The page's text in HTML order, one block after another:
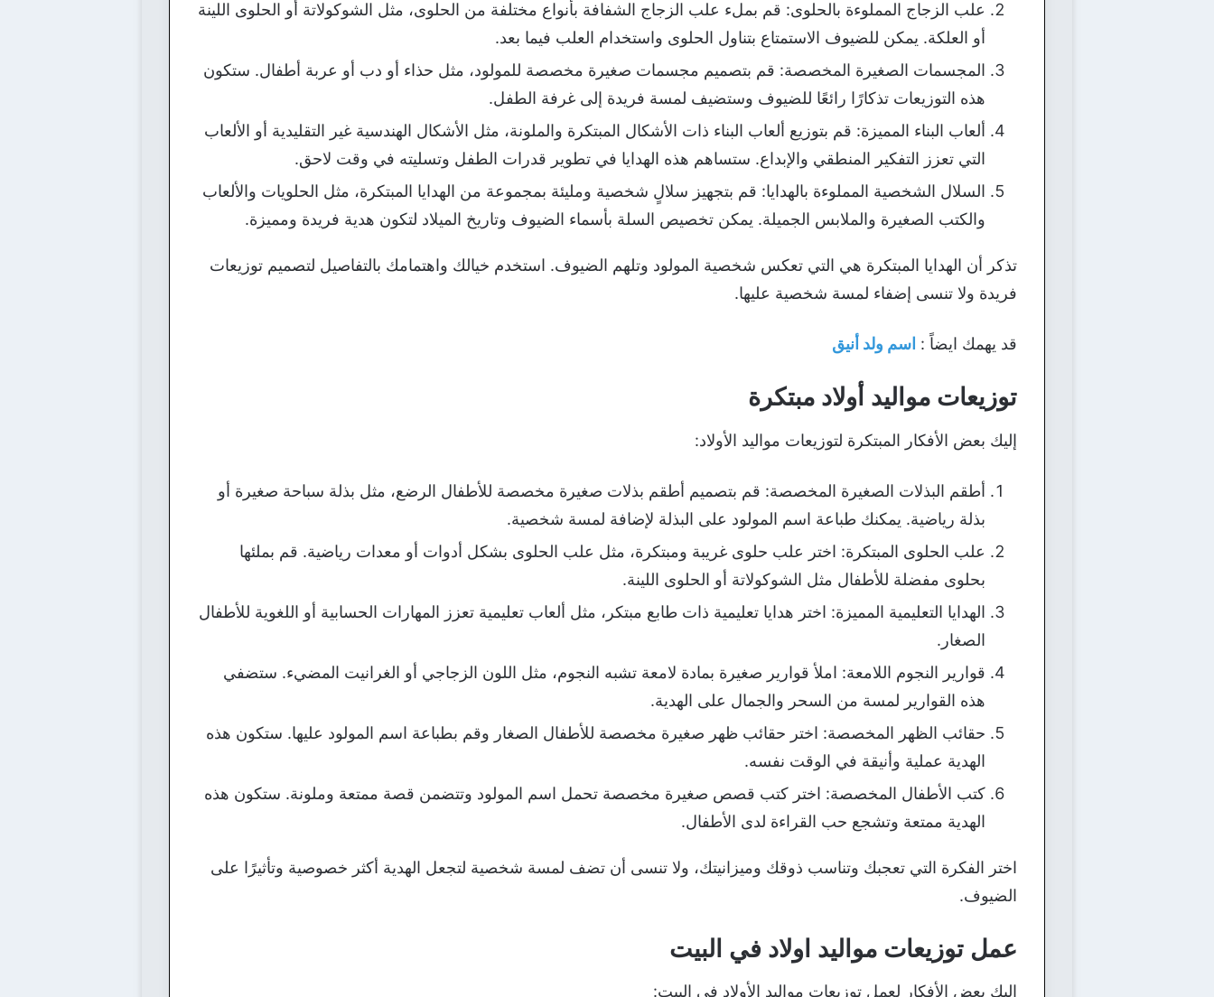
علب الزجاج المملوءة بالحلوى: قم بملء علب الزجاج الشفافة بأنواع مختلفة من الحلوى، مثل الشوكولاتة أو الحلوى اللينة
أو العلكة. يمكن للضيوف الاستمتاع بتناول الحلوى واستخدام العلب فيما بعد.
المجسمات الصغيرة المخصصة: قم بتصميم مجسمات صغيرة مخصصة للمولود، مثل حذاء أو دب أو عربة أطفال. ستكون
هذه التوزيعات تذكارًا رائعًا للضيوف وستضيف لمسة فريدة إلى غرفة الطفل.
ألعاب البناء المميزة: قم بتوزيع ألعاب البناء ذات الأشكال المبتكرة والملونة، مثل الأشكال الهندسية غير التقليدية أو الألعاب
التي تعزز التفكير المنطقي والإبداع. ستساهم هذه الهدايا في تطوير قدرات الطفل وتسليته في وقت لاحق.
السلال الشخصية المملوءة بالهدايا: قم بتجهيز سلالٍ شخصية ومليئة بمجموعة من الهدايا المبتكرة، مثل الحلويات والألعاب
والكتب الصغيرة والملابس الجميلة. يمكن تخصيص السلة بأسماء الضيوف وتاريخ الميلاد لتكون هدية فريدة ومميزة.
تذكر أن الهدايا المبتكرة هي التي تعكس شخصية المولود وتلهم الضيوف. استخدم خيالك واهتمامك بالتفاصيل لتصميم توزيعات
فريدة ولا تنسى إضفاء لمسة شخصية عليها.
قد يهمك ايضاً : اسم ولد أنيق
توزيعات مواليد أولاد مبتكرة
إليك بعض الأفكار المبتكرة لتوزيعات مواليد الأولاد:
أطقم البذلات الصغيرة المخصصة: قم بتصميم أطقم بذلات صغيرة مخصصة للأطفال الرضع، مثل بذلة سباحة صغيرة أو
بذلة رياضية. يمكنك طباعة اسم المولود على البذلة لإضافة لمسة شخصية.
علب الحلوى المبتكرة: اختر علب حلوى غريبة ومبتكرة، مثل علب الحلوى بشكل أدوات أو معدات رياضية. قم بملئها
بحلوى مفضلة للأطفال مثل الشوكولاتة أو الحلوى اللينة.
الهدايا التعليمية المميزة: اختر هدايا تعليمية ذات طابع مبتكر، مثل ألعاب تعليمية تعزز المهارات الحسابية أو اللغوية للأطفال
الصغار.
قوارير النجوم اللامعة: املأ قوارير صغيرة بمادة لامعة تشبه النجوم، مثل اللون الزجاجي أو الغرانيت المضيء. ستضفي
هذه القوارير لمسة من السحر والجمال على الهدية.
حقائب الظهر المخصصة: اختر حقائب ظهر صغيرة مخصصة للأطفال الصغار وقم بطباعة اسم المولود عليها. ستكون هذه
الهدية عملية وأنيقة في الوقت نفسه.
كتب الأطفال المخصصة: اختر كتب قصص صغيرة مخصصة تحمل اسم المولود وتتضمن قصة ممتعة وملونة. ستكون هذه
الهدية ممتعة وتشجع حب القراءة لدى الأطفال.
اختر الفكرة التي تعجبك وتناسب ذوقك وميزانيتك، ولا تنسى أن تضف لمسة شخصية لتجعل الهدية أكثر خصوصية وتأثيرًا على
الضيوف.
عمل توزيعات مواليد اولاد في البيت
إليك بعض الأفكار لعمل توزيعات مواليد الأولاد في البيت: